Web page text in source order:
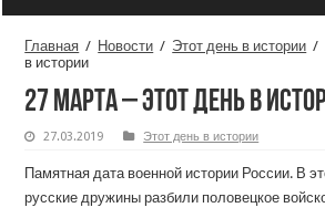
Главная / Новости / Этот день в истории /
в истории
27 марта – этот день в
27.03.2019 Этот день в истории
Памятная дата военной истории России. В
русские дружины разбили половецкое